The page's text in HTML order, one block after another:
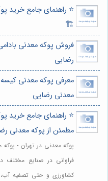
⭐️ راهنمای جامع خرید
🏗️
فروش پوکه معدنی
رضابی
معرفی پوکه معدنی
معدنی رضایی
⭐️ راهنمای جامع خرید
مطمئن از پوکه معدنی
پوکه معدنی در تهران - پوکه
فراوانی در صنایع مختلف
کشاورزی و حتی تصفیه